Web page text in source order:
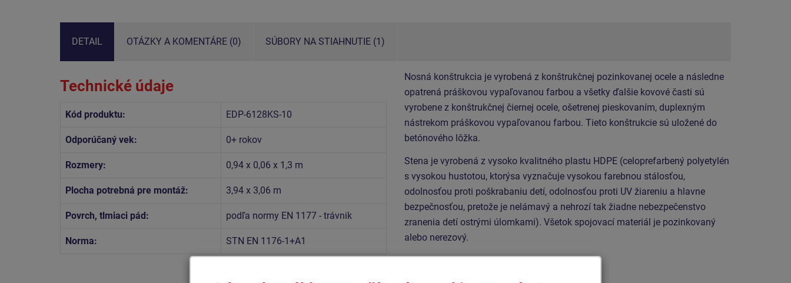
DETAIL OTÁZKY A KOMENTÁRE (0) SÚBORY NA STIAHNUTIE (1)
Technické údaje
Kód produktu: EDP-6128KS-10
Odporúčaný vek: 0+ rokov
Rozmery: 0,94 x 0,06 x 1,3 m
Plocha potrebná pre montáž: 3,94 x 3,06 m
Povrch, tlmiaci pád: podľa normy EN 1177 - trávnik
Norma: STN EN 1176-1+A1
Nosná konštrukcia je vyrobená z konštrukčnej pozinkovanej ocele a následne
opatrená práškovou vypaľovanou farbou a všetky ďalšie kovové časti sú
vyrobene z konštrukčnej čiernej ocele, ošetrenej pieskovaním, duplexným
nástrekom práškovou vypaľovanou farbou. Tieto konštrukcie sú uložené do
betónového lôžka.
Stena je vyrobená z vysoko kvalitného plastu HDPE (celoprefarbený polyetylén
s vysokou hustotou, ktorýsa vyznačuje vysokou farebnou stálosťou,
odolnosťou proti poškrabaniu detí, odolnosťou proti UV žiareniu a hlavne
bezpečnosťou, pretože je nelámavý a nehrozí tak žiadne nebezpečenstvo
zranenia detí ostrými úlomkami). Všetok spojovací materiál je pozinkovaný
alebo nerezový.